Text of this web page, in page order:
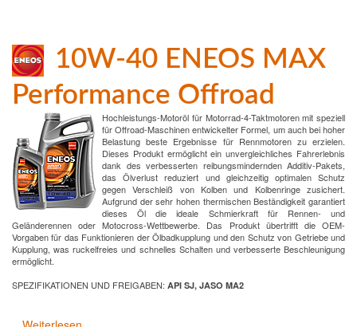
10W-40 ENEOS MAX
Performance Offroad
Hochleistungs-Motoröl für Motorrad-4-Taktmotoren mit speziell
für Offroad-Maschinen entwickelter Formel, um auch bei hoher
Belastung beste Ergebnisse für Rennmotoren zu erzielen.
Dieses Produkt ermöglicht ein unvergleichliches Fahrerlebnis
dank des verbesserten reibungsmindernden Additiv-Pakets,
das Ölverlust reduziert und gleichzeitig optimalen Schutz
gegen Verschleiß von Kolben und Kolbenringe zusichert.
Aufgrund der sehr hohen thermischen Beständigkeit garantiert
dieses Öl die ideale Schmierkraft für Rennen- und
Geländerennen oder Motocross-Wettbewerbe. Das Produkt übertrifft die OEM-
Vorgaben für das Funktionieren der Ölbadkupplung und den Schutz von Getriebe und
Kupplung, was ruckelfreies und schnelles Schalten und verbesserte Beschleunigung
ermöglicht.
SPEZIFIKATIONEN UND FREIGABEN: API SJ, JASO MA2